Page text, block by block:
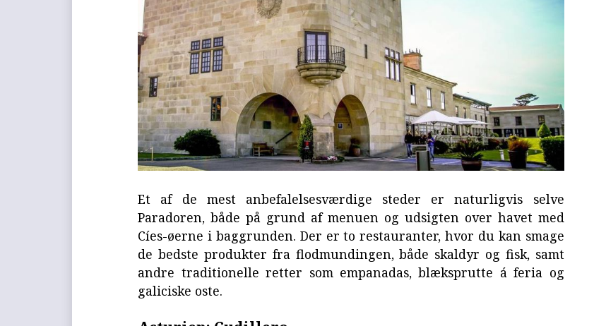
Et af de mest anbefalelsesværdige steder er naturligvis selve
Paradoren, både på grund af menuen og udsigten over havet med
Cíes-øerne i baggrunden. Der er to restauranter, hvor du kan smage
de bedste produkter fra flodmundingen, både skaldyr og fisk, samt
andre traditionelle retter som empanadas, blæksprutte á feria og
galiciske oste.